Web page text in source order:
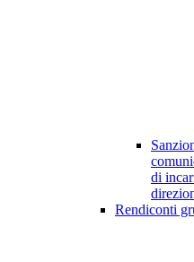
di
Rendiconti